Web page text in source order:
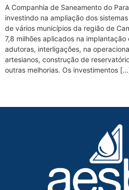
A Companhia de Saneamento do
investindo na ampliação dos
de vários municípios da região de
7,8 milhões aplicados na
adutoras, interligações, na
artesianos, construção de
outras melhorias. Os investimentos